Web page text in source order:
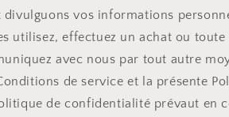
vos informations
utilisez, effectuez un achat ou
avec nous par tout autre
de service et la présente
de confidentialité prévaut en